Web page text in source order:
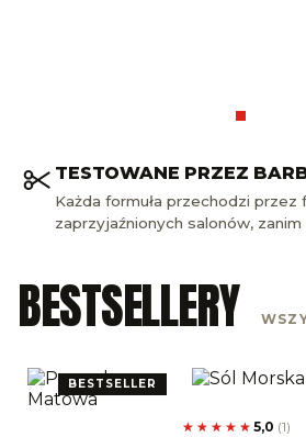
BEZ KOMPROMISÓW
Mocne działanie, uczciwe składy,
prostu niezłe kosmetyki.
BESTSELLERY
BESTSELLER
★★★★★
★★★★★ 5,0 (1)